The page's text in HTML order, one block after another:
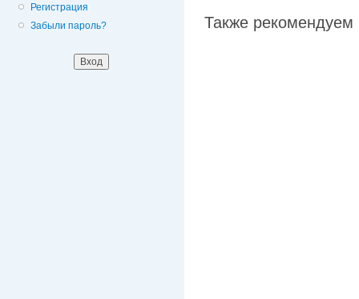
Регистрация
Забыли пароль?
Также рекомендуем